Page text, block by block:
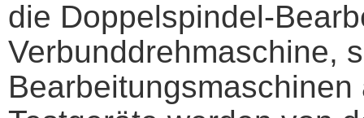
die Doppelspindel-
Verbunddrehmaschine,